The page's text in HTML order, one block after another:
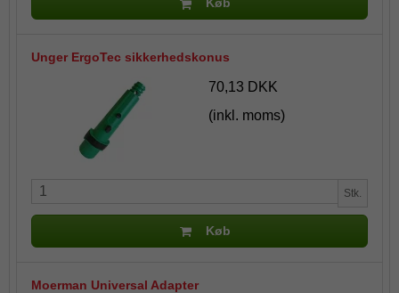
Køb
Unger ErgoTec sikkerhedskonus
70,13 DKK
(inkl. moms)
Stk.
Køb
Moerman Universal Adapter